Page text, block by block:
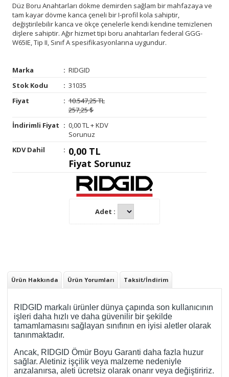
Düz Boru Anahtarları dökme demirden sağlam bir mahfazaya ve
tam kayar dövme kanca çeneli bir I-profil kola sahiptir,
değiştirilebilir kanca ve ökçe çenelerle kendi kendine temizlenen
dişlere sahiptir. Ağır hizmet tipi boru anahtarları federal GGG-
W65IE, Tip II, Sınıf A spesifikasyonlarına uygundur.
Marka : RIDGID
Stok Kodu
: 31035
Fiyat
: 10.547,25 TL
257,25 $
İndirimli Fiyat : 0,00 TL + KDV
Sorunuz
KDV Dahil
: 0,00 TL
Fiyat Sorunuz
Adet :
Ürün Hakkında Ürün Yorumları Taksit/İndirim
RIDGID markalı ürünler dünya çapında son kullanıcının
işleri daha hızlı ve daha güvenilir bir şekilde
tamamlamasını sağlayan sınıfının en iyisi aletler olarak
tanınmaktadır.
Ancak, RIDGID Ömür Boyu Garanti daha fazla huzur
sağlar. Aletiniz işçilik veya malzeme nedeniyle
arızalanırsa, aleti ücretsiz olarak onarır veya değiştiririz.